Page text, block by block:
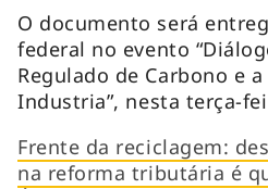
O documento será
federal no evento
Regulado de Carbono e
Industria”, nesta terça-
Frente da reciclagem:
na reforma tributária é